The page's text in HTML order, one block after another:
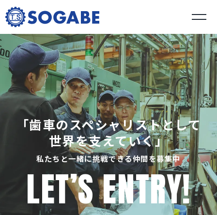
「歯車のスペシャリストとして
世界を支えていく」
私たちと一緒に挑戦できる仲間を募集中
LET’S ENTRY!